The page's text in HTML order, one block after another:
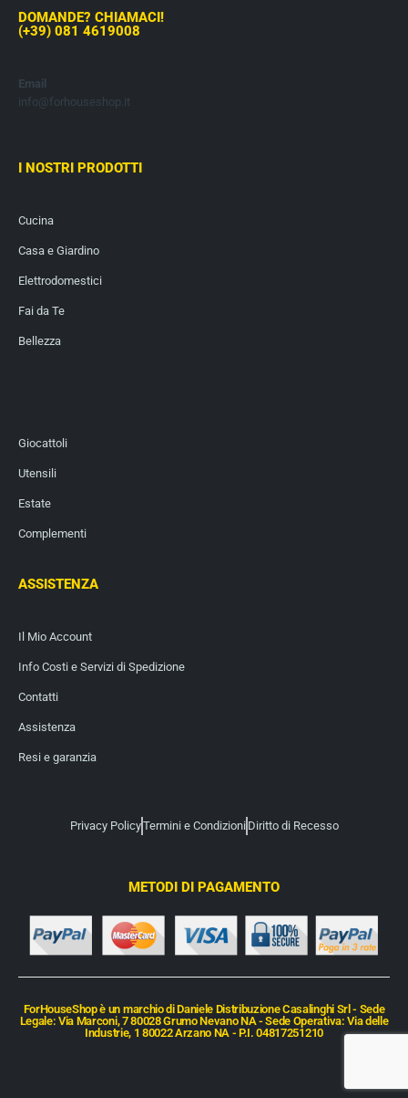
DOMANDE? CHIAMACI!
(+39) 081 4619008
Email
info@forhouseshop.it
I NOSTRI PRODOTTI
Cucina
Casa e Giardino
Elettrodomestici
Fai da Te
Bellezza
Giocattoli
Utensili
Estate
Complementi
ASSISTENZA
Il Mio Account
Info Costi e Servizi di Spedizione
Contatti
Assistenza
Resi e garanzia
Privacy PolicyTermini e Condizioni Diritto di Recesso
METODI DI PAGAMENTO
ForHouseShop è un marchio di Daniele Distribuzione Casalinghi Srl - Sede
Legale: Via Marconi, 7 80028 Grumo Nevano NA - Sede Operativa: Via delle
Industrie, 1 80022 Arzano NA - P.I. 04817251210